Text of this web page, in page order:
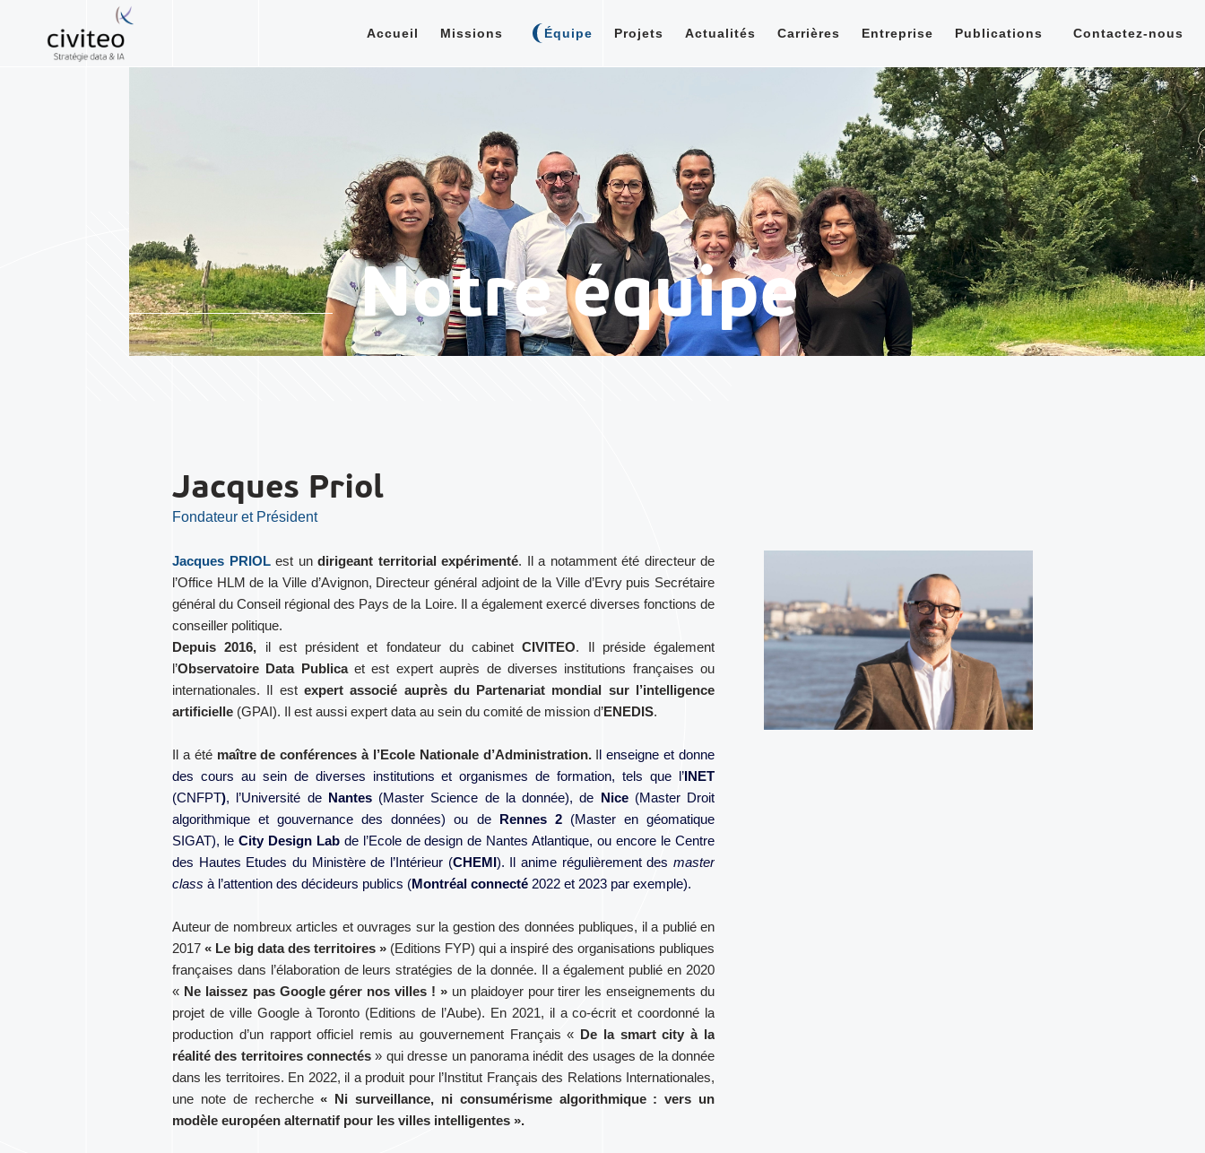
Accueil Missions Équipe Projets Actualités Carrières Entreprise Publications Contactez-nous
Notre équipe
Jacques Priol
Fondateur et Président
Jacques PRIOLest un dirigeant territorial expérimenté. Il a notamment été directeur de
l’Office HLM de la Ville d’Avignon, Directeur général adjoint de la Ville d’Evry puis Secrétaire
général du Conseil régional des Pays de la Loire. Il a également exercé diverses fonctions de
conseiller politique.
Depuis 2016, ilest président et fondateur du cabinetCIVITEO. Il préside également
l’Observatoire Data Publicaet est expert auprès de diverses institutions françaises ou
internationales. Il est expert associé auprès du Partenariat mondial sur l’intelligence
artificielle (GPAI). Il est aussi expert data au sein du comité de mission d’ENEDIS.
Il a étémaître de conférences à l’Ecole Nationale d’Administration. Il enseigne et donne
des cours au sein de diverses institutions et organismes de formation, tels que l’INET
(CNFPT), l’Université de Nantes(Master Science de la donnée), de Nice(Master Droit
algorithmique et gouvernance des données) ou de Rennes 2(Master en géomatique
SIGAT), le City Design Labde l’Ecole de design de Nantes Atlantique, ou encore le Centre
des Hautes Etudes du Ministère de l’Intérieur (CHEMI). Il anime régulièrement desmaster
class à l’attention des décideurs publics (Montréal connecté 2022 et 2023 par exemple).
Auteur de nombreux articles et ouvrages sur la gestion des données publiques, il a publié en
2017 « Le big data des territoires » (Editions FYP) qui a inspiré des organisations publiques
françaises dans l’élaboration de leurs stratégies de la donnée. Il a également publié en 2020
« Ne laissez pas Google gérer nos villes ! » un plaidoyer pour tirer les enseignements du
projet de ville Google à Toronto (Editions de l’Aube). En 2021, il a co-écrit et coordonné la
production d’un rapport officiel remis au gouvernement Français « De la smart city à la
réalité des territoires connectés » qui dresse un panorama inédit des usages de la donnée
dans les territoires. En 2022, il a produit pour l’Institut Français des Relations Internationales,
une note de recherche« Ni surveillance, ni consumérisme algorithmique : vers un
modèle européen alternatif pour les villes intelligentes ».